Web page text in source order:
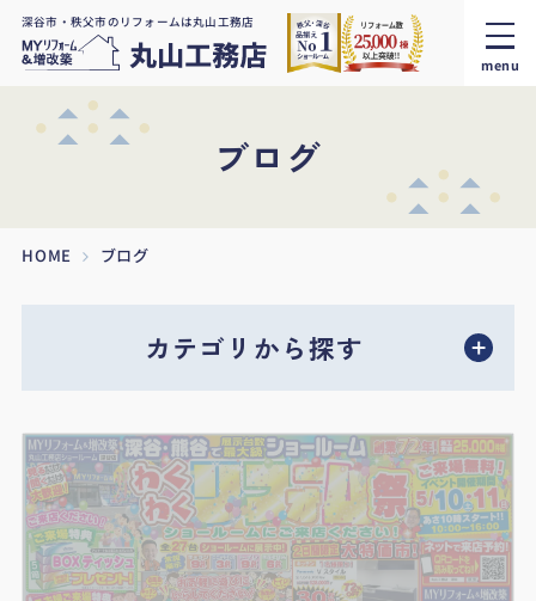
深谷市・秩父市のリフォームは丸山工務店
menu
ブログ
HOME ブログ
カテゴリから探す